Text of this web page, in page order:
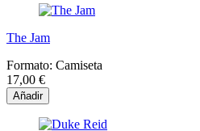
The Jam
Formato: Camiseta
17,00 €
Añadir